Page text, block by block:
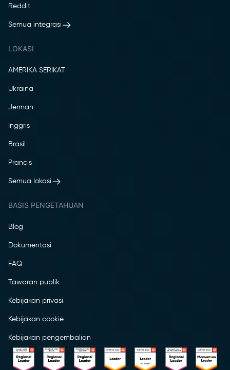
Reddit
Semua integrasi
LOKASI
AMERIKA SERIKAT
Ukraina
Jerman
Inggris
Brasil
Prancis
Semua lokasi
BASIS PENGETAHUAN
Blog
Dokumentasi
FAQ
Tawaran publik
Kebijakan privasi
Kebijakan cookie
Kebijakan pengembalian